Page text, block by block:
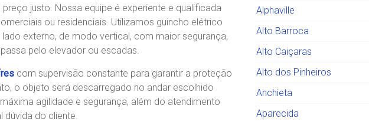
justo. Nossa equipe é experiente e qualificada
ou residenciais. Utilizamos guincho elétrico
externo, de modo vertical, com maior segurança,
pelo elevador ou escadas.
com supervisão constante para garantir a proteção
o objeto será descarregado no andar escolhido
agilidade e segurança, além do atendimento
dúvida do cliente.
Alphaville
Alto Barroca
Alto Caiçaras
Alto dos Pinheiros
Anchieta
Aparecida